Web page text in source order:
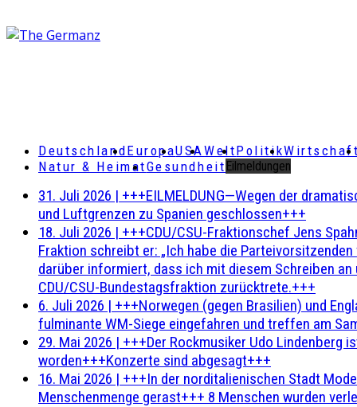
DeutschlandEuropaUSAWeltPolitikWirtschaft
Natur & HeimatGesundheit Eilmeldungen
31. Juli 2026 | +++EILMELDUNG—Wegen der
und Luftgrenzen zu Spanien geschlossen+++
18. Juli 2026 | +++CDU/CSU-Fraktionschef Jens
Fraktion schreibt er: „Ich habe die
darüber informiert, dass ich mit diesem Schreiben
CDU/CSU-Bundestagsfraktion zurücktrete.+++
6. Juli 2026 | +++Norwegen (gegen Brasilien) und
fulminante WM-Siege eingefahren und treffen am
29. Mai 2026 | +++Der Rockmusiker Udo Lindenberg
worden+++Konzerte sind abgesagt+++
16. Mai 2026 | +++In der norditalienischen Stadt
Menschenmenge gerast+++ 8 Menschen wurden